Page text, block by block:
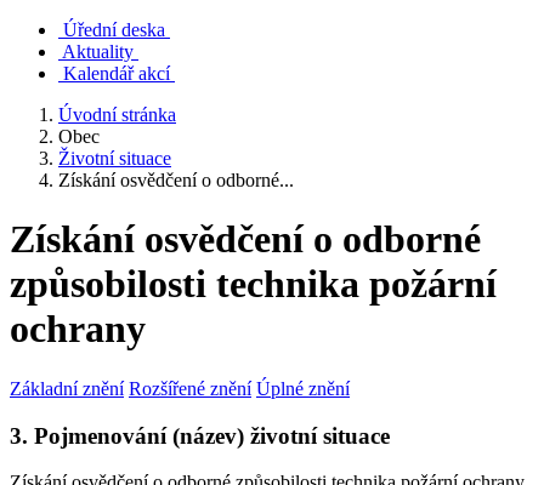
Úřední deska
Aktuality
Kalendář akcí
Úvodní stránka
Obec
Životní situace
Získání osvědčení o odborné...
Získání osvědčení o odborné
způsobilosti technika požární
ochrany
Základní znění Rozšířené znění Úplné znění
3. Pojmenování (název) životní situace